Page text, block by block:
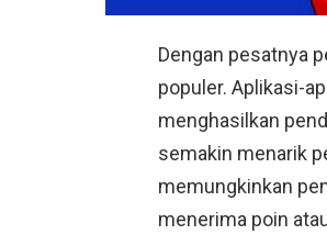
Dengan pesatnya
populer. Aplikasi-
menghasilkan
semakin menarik
memungkinkan
menerima poin